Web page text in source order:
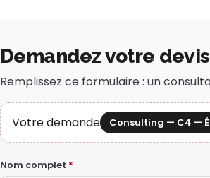
Demandez votre devis
Remplissez ce formulaire : un
Votre demande Consulting — C4 —
Nom complet *